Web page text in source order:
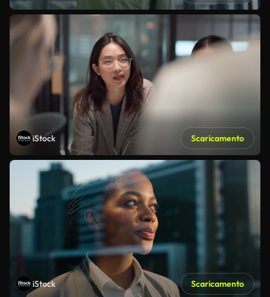
iStock Scaricamento
iStock Scaricamento